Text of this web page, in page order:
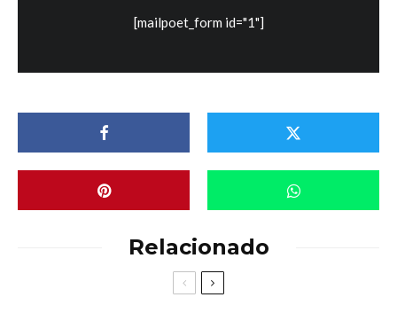
[mailpoet_form id="1"]
Relacionado